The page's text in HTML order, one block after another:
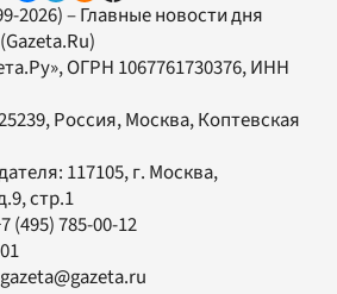
2026) – Главные новости дня
(Gazeta.Ru)
, ОГРН 1067761730376, ИНН
Россия, Москва, Коптевская
117105, г. Москва,
стр.1
(495) 785-00-12
gazeta@gazeta.ru